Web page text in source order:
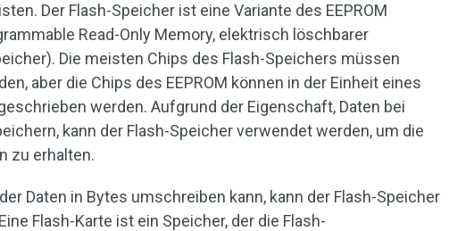
Der Flash-Speicher ist eine Variante des EEPROM
Read-Only Memory, elektrisch löschbarer
Die meisten Chips des Flash-Speichers müssen
aber die Chips des EEPROM können in der Einheit eines
werden. Aufgrund der Eigenschaft, Daten bei
kann der Flash-Speicher verwendet werden, um die
zu erhalten.
Daten in Bytes umschreiben kann, kann der Flash-Speicher
Flash-Karte ist ein Speicher, der die Flash-